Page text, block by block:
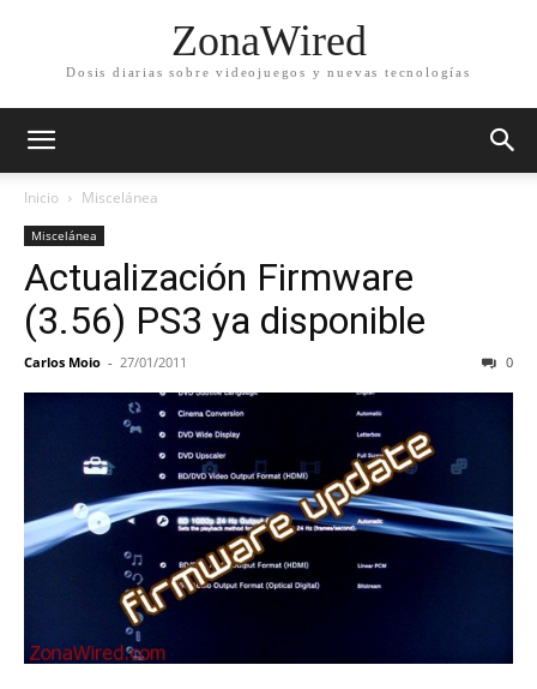
ZonaWired
Dosis diarias sobre videojuegos y nuevas tecnologías
Inicio Miscelánea
Miscelánea
Actualización Firmware
(3.56) PS3 ya disponible
Carlos Moio - 27/01/2011 0